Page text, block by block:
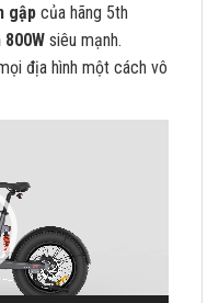
gập của hãng 5th
siêu mạnh.
địa hình một cách vô